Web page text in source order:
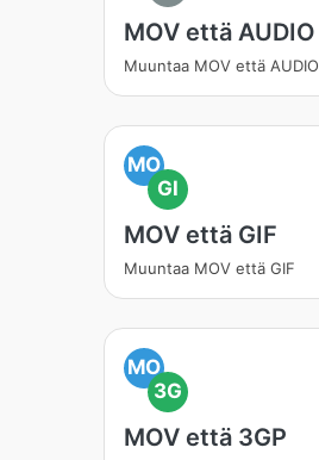
MOV että AUDIO
Muuntaa MOV että AUDIO
MO
GI
MOV että GIF
Muuntaa MOV että GIF
MO
3G
MOV että 3GP